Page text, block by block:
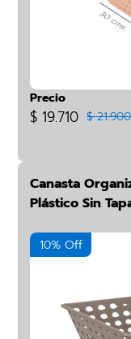
Precio
$ 19.710 $ 21.900
Canasta
Plástico Sin
10% Off